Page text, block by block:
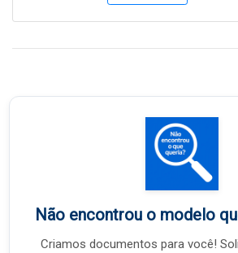
Não encontrou o modelo
Criamos documentos para você!